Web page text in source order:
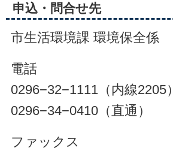
申込・問合せ先
市生活環境課 環境保全係
電話
0296−32−1111（内線2205）
0296−34−0410（直通）
ファックス